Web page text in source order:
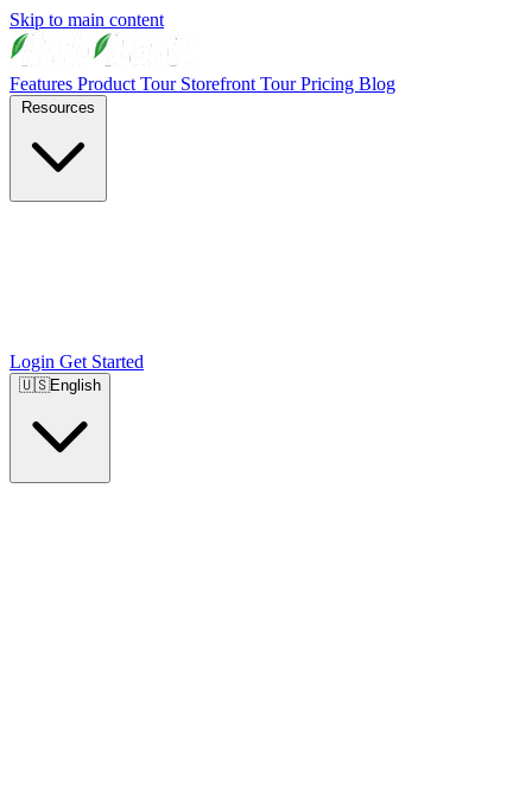
Skip to main content
Features Product Tour Storefront TourPricing Blog
Login Get Started
🇺🇸English